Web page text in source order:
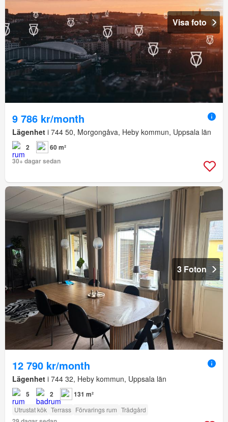
Visa foto
9 786 kr/month
Lägenhet i 744 50, Morgongåva, Heby kommun, Uppsala län
2
60 m²
30+ dagar sedan
3 Foton
12 790 kr/month
Lägenhet i 744 32, Heby kommun, Uppsala län
5 2 131 m²
Utrustat kök Terrass Förvarings rum Trädgård